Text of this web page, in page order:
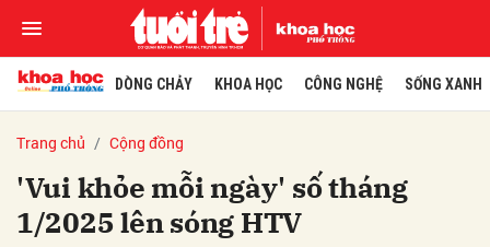
DÒNG CHẢY KHOA HỌC CÔNG NGHỆ SỐNG XANH
Trang chủ Cộng đồng
'Vui khỏe mỗi ngày' số tháng
1/2025 lên sóng HTV